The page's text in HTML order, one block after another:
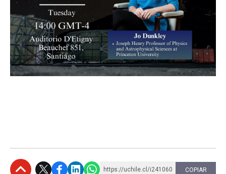
https://uchile.cl/i241060 COPIAR